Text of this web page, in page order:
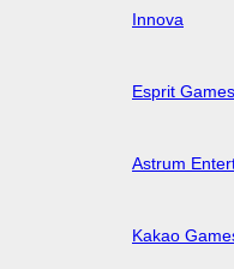
Innova
Esprit Games
Astrum
Kakao